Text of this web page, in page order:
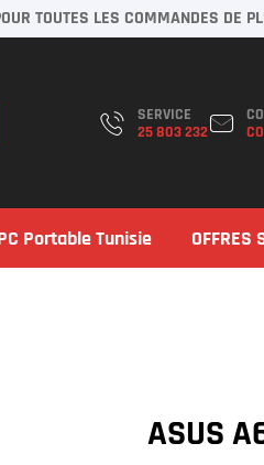
TOUTES LES COMMANDES DE
SERVICE
25 803 232
Portable Tunisie OFFRES
ASUS